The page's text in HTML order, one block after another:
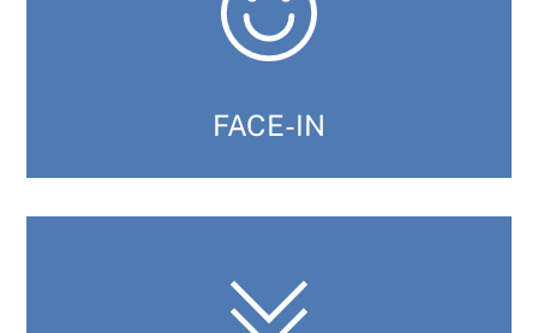
FACE-IN